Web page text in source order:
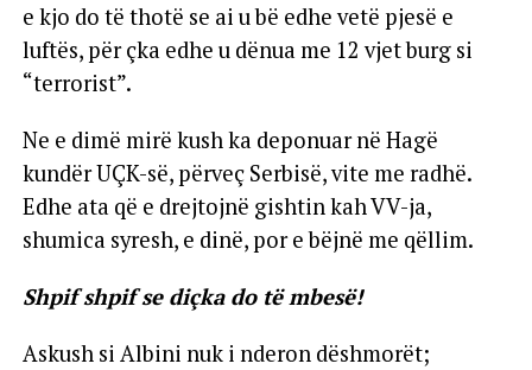
e kjo do të thotë se ai u bë edhe vetë pjesë e
luftës, për çka edhe u dënua me 12 vjet burg si
“terrorist”.
Ne e dimë mirë kush ka deponuar në Hagë
kundër UÇK-së, përveç Serbisë, vite me radhë.
Edhe ata që e drejtojnë gishtin kah VV-ja,
shumica syresh, e dinë, por e bëjnë me qëllim.
Shpif shpif se diçka do të mbesë!
Askush si Albini nuk i nderon dëshmorët;